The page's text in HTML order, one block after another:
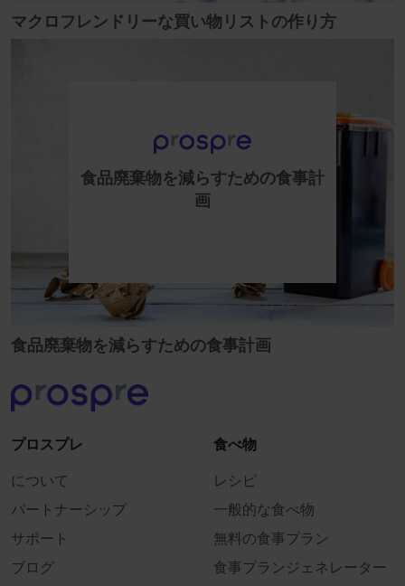
マクロフレンドリーな買い物リストの作り方
食品廃棄物を減らすための食事計
画
食品廃棄物を減らすための食事計画
プロスプレ
について
パートナーシップ
サポート
ブログ
食べ物
レシピ
一般的な食べ物
無料の食事プラン
食事プランジェネレーター